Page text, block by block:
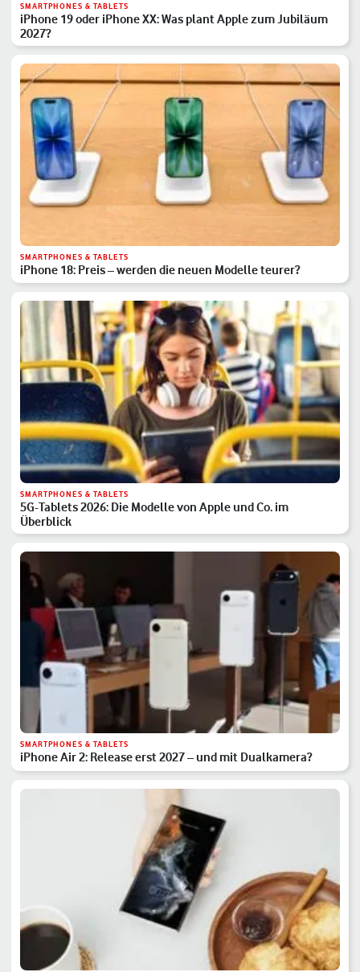
SMARTPHONES & TABLETS
iPhone 19 oder iPhone XX: Was plant Apple zum Jubiläum
2027?
SMARTPHONES & TABLETS
iPhone 18: Preis – werden die neuen Modelle teurer?
SMARTPHONES & TABLETS
5G-Tablets 2026: Die Modelle von Apple und Co. im
Überblick
SMARTPHONES & TABLETS
iPhone Air 2: Release erst 2027 – und mit Dualkamera?